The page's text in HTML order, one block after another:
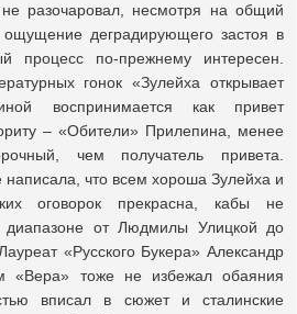
не разочаровал, несмотря на общий
деградирующего застоя в
процесс по-прежнему интересен.
гонок «Зулейха открывает
воспринимается как привет
– «Обители» Прилепина, менее
чем получатель привета.
написала, что всем хороша Зулейха и
оговорок прекрасна, кабы не
диапазоне от Людмилы Улицкой до
«Русского Букера» Александр
«Вера» тоже не избежал обаяния
вписал в сюжет и сталинские